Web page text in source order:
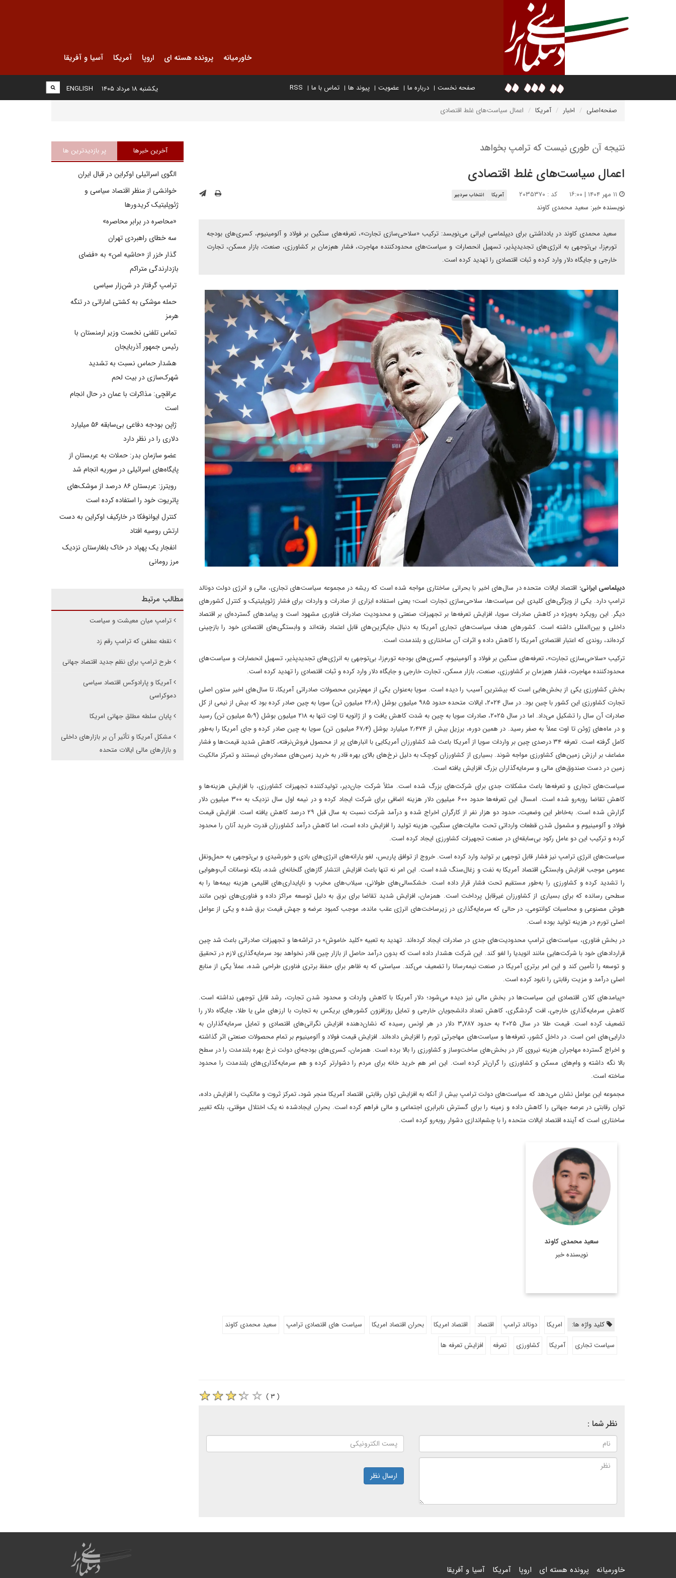
خاورمیانه پرونده هسته ای اروپا آمریکا آسیا و آفریقا
صفحه نخست درباره ما عضویت پیوند ها تماس با ما RSS
ENGLISH یکشنبه ۱۸ مرداد ۱۴۰۵
صفحه‌اصلی اخبار آمریکا اعمال سیاست‌های غلط اقتصادی
نتیجه آن طوری نیست که ترامپ بخواهد
اعمال سیاست‌های غلط اقتصادی
کد : ۲۰۳۵۳۷۰ آمریکا انتخاب سردبیر
نویسنده خبر: سعید محمدی کاوند
سعید محمدی کاوند در یادداشتی برای دیپلماسی ایرانی می‌نویسد: ترکیب «سلاحی‌سازی تجارت»، تعرفه‌های سنگین بر فولاد و آلومینیوم، کسری‌های بودجه
تورم‌زا، بی‌توجهی به انرژی‌های تجدیدپذیر، تسهیل انحصارات و سیاست‌های محدودکننده مهاجرت، فشار هم‌زمان بر کشاورزی، صنعت، بازار مسکن، تجارت
خارجی و جایگاه دلار وارد کرده و ثبات اقتصادی را تهدید کرده است.
دیپلماسی ایرانی: اقتصاد ایالات متحده در سال‌های اخیر با بحرانی ساختاری مواجه شده است که ریشه در مجموعه سیاست‌های تجاری، مالی و انرژی دولت دونالد
ترامپ دارد. یکی از ویژگی‌های کلیدی این سیاست‌ها، سلاحی‌سازی تجارت است؛ یعنی استفاده ابزاری از صادرات و واردات برای فشار ژئوپلیتیک و کنترل کشورهای
دیگر. این رویکرد به‌ویژه در کاهش صادرات سویا، افزایش تعرفه‌ها بر تجهیزات صنعتی و محدودیت صادرات فناوری مشهود است و پیامدهای گسترده‌ای بر اقتصاد
داخلی و بین‌المللی داشته است. کشورهای هدف سیاست‌های تجاری آمریکا به دنبال جایگزین‌های قابل اعتماد رفته‌اند و وابستگی‌های اقتصادی خود را بازچینی
کرده‌اند، روندی که اعتبار اقتصادی آمریکا را کاهش داده و اثرات آن ساختاری و بلندمدت است.
ترکیب «سلاحی‌سازی تجارت»، تعرفه‌های سنگین بر فولاد و آلومینیوم، کسری‌های بودجه تورم‌زا، بی‌توجهی به انرژی‌های تجدیدپذیر، تسهیل انحصارات و سیاست‌های
محدودکننده مهاجرت، فشار هم‌زمان بر کشاورزی، صنعت، بازار مسکن، تجارت خارجی و جایگاه دلار وارد کرده و ثبات اقتصادی را تهدید کرده است.
بخش کشاورزی یکی از بخش‌هایی است که بیشترین آسیب را دیده است. سویا به‌عنوان یکی از مهم‌ترین محصولات صادراتی آمریکا، تا سال‌های اخیر ستون اصلی
تجارت کشاورزی این کشور با چین بود. در سال ۲۰۲۴، ایالات متحده حدود ۹۸۵ میلیون بوشل (۲۶٫۸ میلیون تن) سویا به چین صادر کرده بود که بیش از نیمی از کل
صادرات آن سال را تشکیل می‌داد. اما در سال ۲۰۲۵، صادرات سویا به چین به شدت کاهش یافت و از ژانویه تا اوت تنها به ۲۱۸ میلیون بوشل (۵٫۹ میلیون تن) رسید
و در ماه‌های ژوئن تا اوت عملاً به صفر رسید. در همین دوره، برزیل بیش از ۲٫۴۷۴ میلیارد بوشل (۶۷٫۴ میلیون تن) سویا به چین صادر کرده و جای آمریکا را به‌طور
کامل گرفته است. تعرفه ۳۴ درصدی چین بر واردات سویا از آمریکا باعث شد کشاورزان آمریکایی با انبارهای پر از محصول فروش‌نرفته، کاهش شدید قیمت‌ها و فشار
مضاعف بر ارزش زمین‌های کشاورزی مواجه شوند. بسیاری از کشاورزان کوچک به دلیل نرخ‌های بالای بهره قادر به خرید زمین‌های مصادره‌ای نیستند و تمرکز مالکیت
زمین در دست صندوق‌های مالی و سرمایه‌گذاران بزرگ افزایش یافته است.
سیاست‌های تجاری و تعرفه‌ها باعث مشکلات جدی برای شرکت‌های بزرگ شده است. مثلاً شرکت جان‌دیر، تولیدکننده تجهیزات کشاورزی، با افزایش هزینه‌ها و
کاهش تقاضا روبه‌رو شده است. امسال این تعرفه‌ها حدود ۶۰۰ میلیون دلار هزینه اضافی برای شرکت ایجاد کرده و در نیمه اول سال نزدیک به ۳۰۰ میلیون دلار
گزارش شده است. به‌خاطر این وضعیت، حدود دو هزار نفر از کارگران اخراج شده و درآمد شرکت نسبت به سال قبل ۲۹ درصد کاهش یافته است. افزایش قیمت
فولاد و آلومینیوم و مشمول شدن قطعات وارداتی تحت مالیات‌های سنگین، هزینه تولید را افزایش داده است، اما کاهش درآمد کشاورزان قدرت خرید آنان را محدود
کرده و ترکیب این دو عامل رکود بی‌سابقه‌ای در صنعت تجهیزات کشاورزی ایجاد کرده است.
سیاست‌های انرژی ترامپ نیز فشار قابل توجهی بر تولید وارد کرده است. خروج از توافق پاریس، لغو یارانه‌های انرژی‌های بادی و خورشیدی و بی‌توجهی به حمل‌ونقل
عمومی موجب افزایش وابستگی اقتصاد آمریکا به نفت و زغال‌سنگ شده است. این امر نه تنها باعث افزایش انتشار گازهای گلخانه‌ای شده، بلکه نوسانات آب‌وهوایی
را تشدید کرده و کشاورزی را به‌طور مستقیم تحت فشار قرار داده است. خشکسالی‌های طولانی، سیلاب‌های مخرب و ناپایداری‌های اقلیمی هزینه بیمه‌ها را به
سطحی رسانده که برای بسیاری از کشاورزان غیرقابل پرداخت است. همزمان، افزایش شدید تقاضا برای برق به دلیل توسعه مراکز داده و فناوری‌های نوین مانند
هوش مصنوعی و محاسبات کوانتومی، در حالی که سرمایه‌گذاری در زیرساخت‌های انرژی عقب مانده، موجب کمبود عرضه و جهش قیمت برق شده و یکی از عوامل
اصلی تورم در هزینه تولید بوده است.
در بخش فناوری، سیاست‌های ترامپ محدودیت‌های جدی در صادرات ایجاد کرده‌اند. تهدید به تعبیه «کلید خاموش» در تراشه‌ها و تجهیزات صادراتی باعث شد چین
قراردادهای خود با شرکت‌هایی مانند انویدیا را لغو کند. این شرکت هشدار داده است که بدون درآمد حاصل از بازار چین قادر نخواهد بود سرمایه‌گذاری لازم در تحقیق
و توسعه را تأمین کند و این امر برتری آمریکا در صنعت نیمه‌رسانا را تضعیف می‌کند. سیاستی که به ظاهر برای حفظ برتری فناوری طراحی شده، عملاً یکی از منابع
اصلی درآمد و مزیت رقابتی را نابود کرده است.
«پیامدهای کلان اقتصادی این سیاست‌ها در بخش مالی نیز دیده می‌شود؛ دلار آمریکا با کاهش واردات و محدود شدن تجارت، رشد قابل توجهی نداشته است.
کاهش سرمایه‌گذاری خارجی، افت گردشگری، کاهش تعداد دانشجویان خارجی و تمایل روزافزون کشورهای بریکس به تجارت با ارزهای ملی یا طلا، جایگاه دلار را
تضعیف کرده است. قیمت طلا در سال ۲۰۲۵ به حدود ۳٬۷۸۷ دلار در هر اونس رسیده که نشان‌دهنده افزایش نگرانی‌های اقتصادی و تمایل سرمایه‌گذاران به
دارایی‌های امن است. در داخل کشور، تعرفه‌ها و سیاست‌های مهاجرتی تورم را افزایش داده‌اند. افزایش قیمت فولاد و آلومینیوم بر تمام محصولات صنعتی اثر گذاشته
و اخراج گسترده مهاجران هزینه نیروی کار در بخش‌های ساخت‌وساز و کشاورزی را بالا برده است. همزمان، کسری‌های بودجه‌ای دولت نرخ بهره بلندمدت را در سطح
بالا نگه داشته و وام‌های مسکن و کشاورزی را گران‌تر کرده است. این امر هم خرید خانه برای مردم را دشوارتر کرده و هم سرمایه‌گذاری‌های بلندمدت را محدود
ساخته است.
مجموعه این عوامل نشان می‌دهد که سیاست‌های دولت ترامپ بیش از آنکه به افزایش توان رقابتی اقتصاد آمریکا منجر شود، تمرکز ثروت و مالکیت را افزایش داده،
توان رقابتی در عرصه جهانی را کاهش داده و زمینه را برای گسترش نابرابری اجتماعی و مالی فراهم کرده است. بحران ایجادشده نه یک اختلال موقتی، بلکه تغییر
ساختاری است که آینده اقتصاد ایالات متحده را با چشم‌اندازی دشوار روبه‌رو کرده است.
سعید محمدی کاوند
نویسنده خبر
پژوهشگر، کارشناس
مسائل آمریکا و مترجم
کتاب های «قدرت شکننده
آمریکا» و «مرثیه ای بر
رویایی آمریکایی»
اطلاعات بیشتر
کلید واژه ها: امریکا دونالد ترامپ اقتصاد اقتصاد امریکا بحران اقتصاد امریکا سیاست های اقتصادی ترامپ
سعید محمدی کاوند
سیاست تجاری
آمریکا کشاورزی تعرفه افزایش تعرفه ها
( ۳ )
نظر شما :
ارسال نظر
آخرین خبرها پر بازدیدترین ها
الگوی اسرائیلی اوکراین در قبال ایران
خوانشی از منظر اقتصاد سیاسی و
ژئوپلیتیک کریدورها
«محاصره در برابر محاصره»
سه خطای راهبردی تهران
گذار خزر از «حاشیه امن» به «فضای
بازدارندگی متراکم
ترامپ گرفتار در شن‌زار سیاسی
حمله موشکی به کشتی اماراتی در تنگه
هرمز
تماس تلفنی نخست وزیر ارمنستان با
رئیس جمهور آذربایجان
هشدار حماس نسبت به تشدید
شهرک‌سازی در بیت‌ لحم
عراقچی: مذاکرات با عمان در حال انجام
است
ژاپن بودجه دفاعی بی‌سابقه ۵۶ میلیارد
دلاری را در نظر دارد
عضو سازمان بدر: حملات به عربستان از
پایگاه‌های اسرائیلی در سوریه انجام شد
رویترز: عربستان ۸۶ درصد از موشک‌های
پاتریوت خود را استفاده کرده است
کنترل ایوانوفکا در خارکیف اوکراین به دست
ارتش روسیه افتاد
انفجار یک پهپاد در خاک بلغارستان نزدیک
مرز رومانی
مطالب مرتبط
ترامپ میان معیشت و سیاست
نقطه عطفی که ترامپ رقم زد
طرح ترامپ برای نظم جدید اقتصاد جهانی
آمریکا و پارادوکس اقتصاد سیاسی
دموکراسی
پایان سلطه مطلق جهانی امریکا
مشکل آمریکا و تأثیر آن بر بازارهای داخلی
و بازارهای مالی ایالات متحده
خاورمیانه پرونده هسته ای اروپا آمریکا آسیا و آفریقا